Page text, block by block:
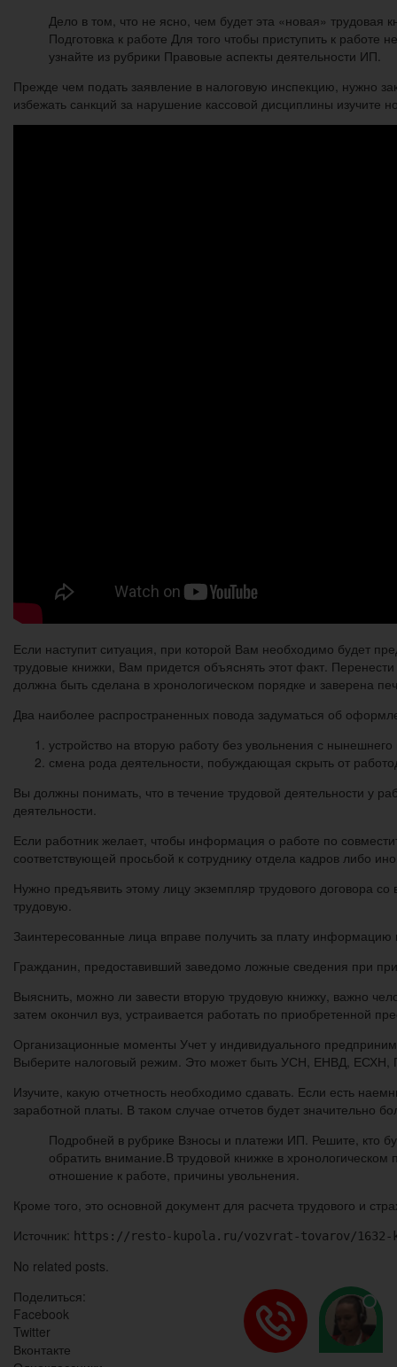
Дело в том, что не ясно, чем будет эта «новая»
Подготовка к работе Для того чтобы приступить к работе
узнайте из рубрики Правовые аспекты деятельности ИП.
Прежде чем подать заявление в налоговую инспекцию, нужно
избежать санкций за нарушение кассовой дисциплины изучите
Если наступит ситуация, при которой Вам необходимо будет
трудовые книжки, Вам придется объяснять этот факт.
должна быть сделана в хронологическом порядке и заверена
Два наиболее распространенных повода задуматься об
устройство на вторую работу без увольнения с нынешнего
смена рода деятельности, побуждающая скрыть от
Вы должны понимать, что в течение трудовой деятельности у
деятельности.
Если работник желает, чтобы информация о работе по
соответствующей просьбой к сотруднику отдела кадров либо
Нужно предъявить этому лицу экземпляр трудового договора
трудовую.
Заинтересованные лица вправе получить за плату
Гражданин, предоставивший заведомо ложные сведения при
Выяснить, можно ли завести вторую трудовую книжку, важно
затем окончил вуз, устраивается работать по приобретенной
Организационные моменты Учет у индивидуального
Выберите налоговый режим. Это может быть УСН, ЕНВД, ЕСХН,
Изучите, какую отчетность необходимо сдавать. Если есть
заработной платы. В таком случае отчетов будет значительно
Подробней в рубрике Взносы и платежи ИП. Решите, кто
обратить внимание.В трудовой книжке в
отношение к работе, причины увольнения.
Кроме того, это основной документ для расчета трудового и
Источник: https://resto-kupola.ru/vozvrat-tovarov/1632-
No related posts.
Поделиться:
Facebook
Twitter
Вконтакте